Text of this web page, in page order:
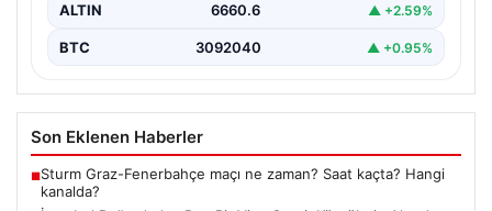
ALTIN 6660.6 ▲ +2.59%
BTC 3092040 ▲ +0.95%
Son Eklenen Haberler
■Sturm Graz-Fenerbahçe maçı ne zaman? Saat kaçta? Hangi
kanalda?